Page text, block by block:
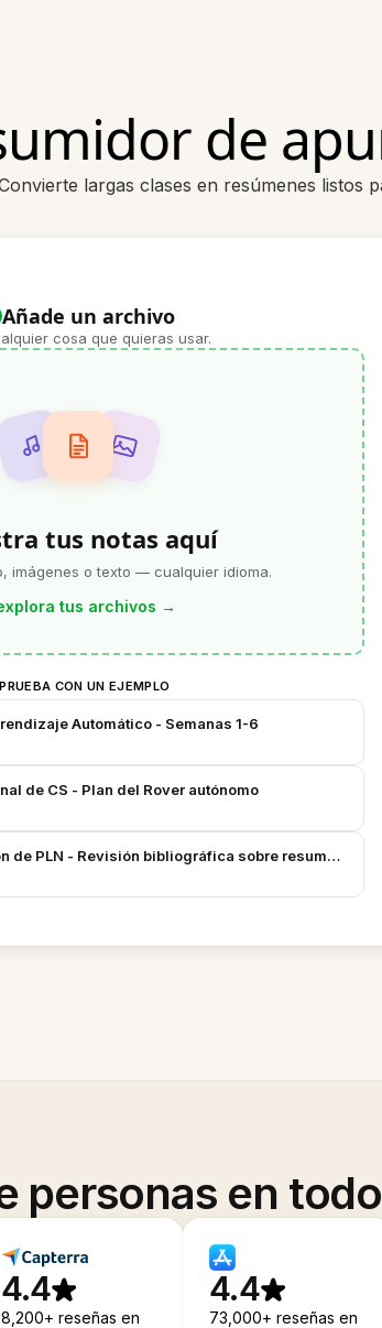
de
largas clases en resúmenes listos
Añade un archivo
cosa que quieras usar.
tus notas aquí
imágenes o texto — cualquier idioma.
tus archivos →
CON UN EJEMPLO
Automático - Semanas 1-6
de CS - Plan del Rover autónomo
de PLN - Revisión bibliográfica sobre resumen
personas en
4.4
8,200+ reseñas en
4.4
73,000+ reseñas en